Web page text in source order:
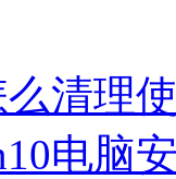
么清理
电脑